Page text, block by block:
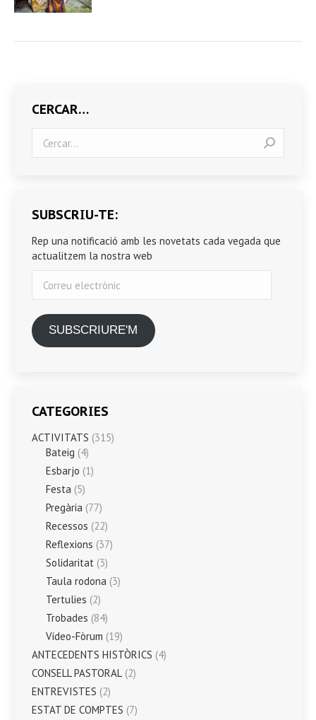
CERCAR…
SUBSCRIU-TE:
Rep una notificació amb les novetats cada vegada que
actualitzem la nostra web
electrònic
SUBSCRIURE'M
CATEGORIES
ACTIVITATS (315)
Bateig (4)
Esbarjo (1)
Festa (5)
Pregària (77)
Recessos (22)
Reflexions (37)
Solidaritat (3)
Taula rodona (3)
Tertulies (2)
Trobades (84)
Vídeo-Fòrum (19)
ANTECEDENTS HISTÒRICS (4)
CONSELL PASTORAL (2)
ENTREVISTES (2)
ESTAT DE COMPTES (7)